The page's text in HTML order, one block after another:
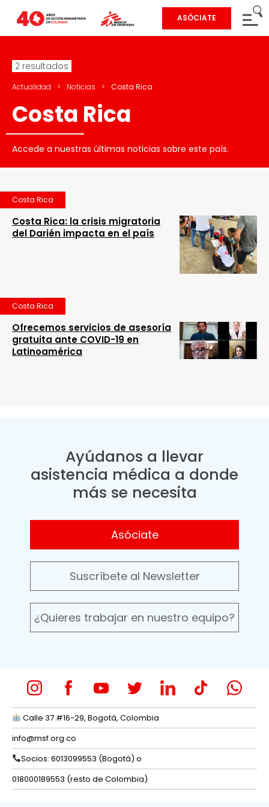
ASÓCIATE
2 resultados
Actualidad > Noticias > Costa Rica
Costa Rica
Accede a nuestras últimas noticias sobre este país.
Costa Rica
Costa Rica: la crisis migratoria
del Darién impacta en el país
Costa Rica
Ofrecemos servicios de asesoría
gratuita ante COVID-19 en
Latinoamérica
Ayúdanos a llevar
asistencia médica a donde
más se necesita
Asóciate
Suscríbete al Newsletter
¿Quieres trabajar en nuestro equipo?
Calle 37 #16-29, Bogotá, Colombia
info@msf.org.co
Socios: 6013099553 (Bogotá) o
018000189553 (resto de Colombia)